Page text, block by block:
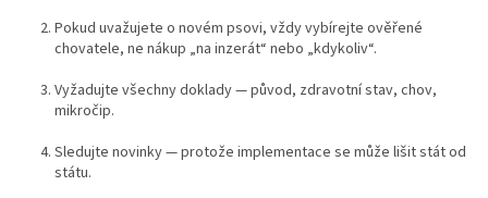
Pokud uvažujete o novém psovi, vždy vybírejte ověřené
chovatele, ne nákup „na inzerát“ nebo „kdykoliv“.
Vyžadujte všechny doklady — původ, zdravotní stav, chov,
mikročip.
Sledujte novinky — protože implementace se může lišit stát od
státu.